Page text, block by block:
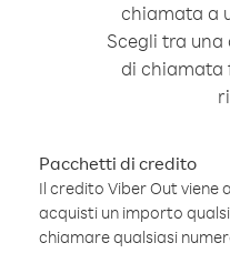
chiamata a
Scegli tra una
di chiamata
Pacchetti di credito
Il credito Viber Out viene
acquisti un importo
chiamare qualsiasi